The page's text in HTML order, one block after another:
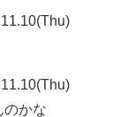
のかな